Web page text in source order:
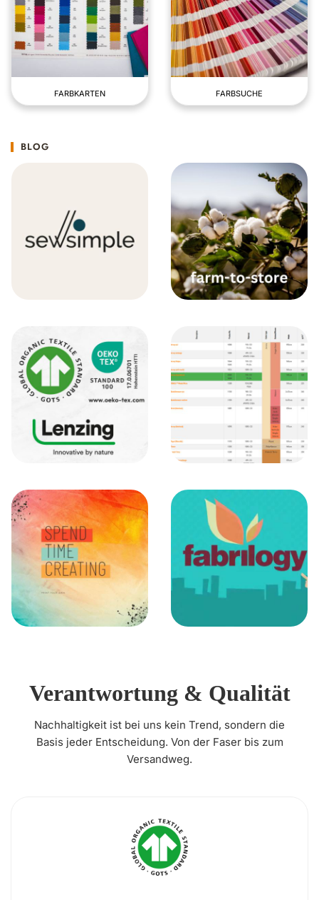
FARBKARTEN FARBSUCHE
BLOG
Verantwortung & Qualität
Nachhaltigkeit ist bei uns kein Trend, sondern die
Basis jeder Entscheidung. Von der Faser bis zum
Versandweg.